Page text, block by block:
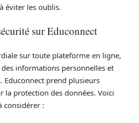
éviter les oublis.
sur Educonnect
sur toute plateforme en ligne,
informations personnelles et
Educonnect prend plusieurs
la protection des données. Voici
considérer :